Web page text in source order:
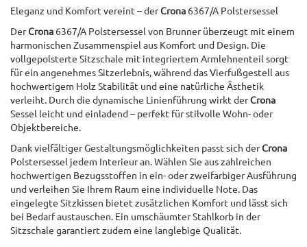
Eleganz und Komfort vereint – derCrona 6367/A Polstersessel
DerCrona 6367/A Polstersessel von Brunner überzeugt mit einem
harmonischen Zusammenspiel aus Komfort und Design. Die
vollgepolsterte Sitzschale mit integriertem Armlehnenteil sorgt
für ein angenehmes Sitzerlebnis, während das Vierfußgestell aus
hochwertigem Holz Stabilität und eine natürliche Ästhetik
verleiht. Durch die dynamische Linienführung wirkt derCrona
Sessel leicht und einladend – perfekt für stilvolle Wohn- oder
Objektbereiche.
Dank vielfältiger Gestaltungsmöglichkeiten passt sich derCrona
Polstersessel jedem Interieur an. Wählen Sie aus zahlreichen
hochwertigen Bezugsstoffen in ein- oder zweifarbiger Ausführung
und verleihen Sie Ihrem Raum eine individuelle Note. Das
eingelegte Sitzkissen bietet zusätzlichen Komfort und lässt sich
bei Bedarf austauschen. Ein umschäumter Stahlkorb in der
Sitzschale garantiert zudem eine langlebige Qualität.